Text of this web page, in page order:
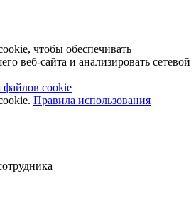
чтобы обеспечивать
веб-сайта и анализировать сетевой
файлов cookie
Правила использования